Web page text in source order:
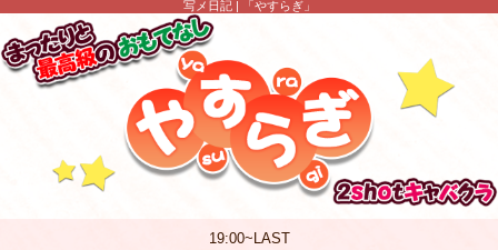
写メ日記 | 「やすらぎ」
19:00~LAST